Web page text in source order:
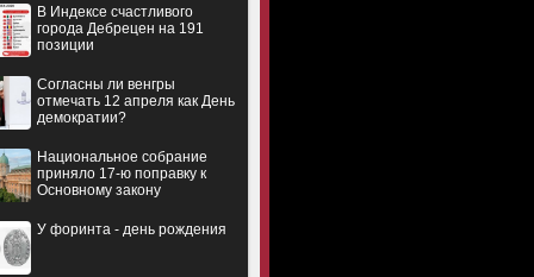
В Индексе счастливого
города Дебрецен на 191
позиции
Согласны ли венгры
отмечать 12 апреля как День
демократии?
Национальное собрание
приняло 17-ю поправку к
Основному закону
У форинта - день рождения